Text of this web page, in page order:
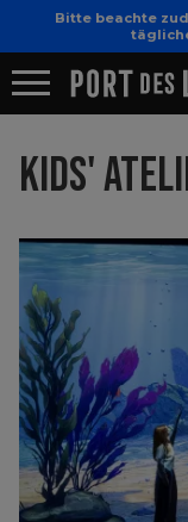
Bitte beachte
KIDS'